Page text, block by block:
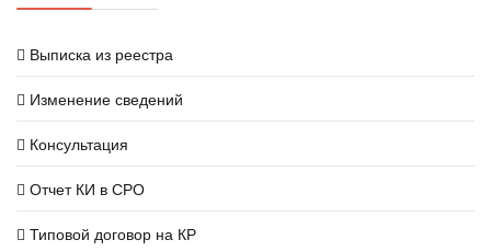
Выписка из реестра
Изменение сведений
Консультация
Отчет КИ в СРО
Типовой договор на КР